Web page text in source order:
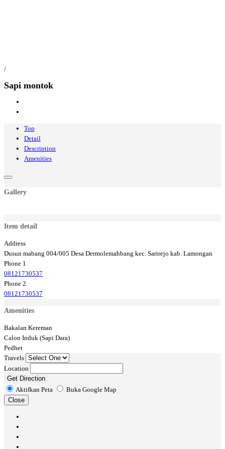
/
Sapi montok
Top
Detail
Description
Amenities
Gallery
Item detail
Address
Dusun mabang 004/005 Desa Dermolemahbang kec. Sarirejo kab. Lamongan
Phone 1
08121730537
Phone 2
08121730537
Amenities
Bakalan Kereman
Calon Induk (Sapi Dara)
Pedhet
Travels
Location
Get Direction
Aktifkan Peta
Buka Google Map
Close